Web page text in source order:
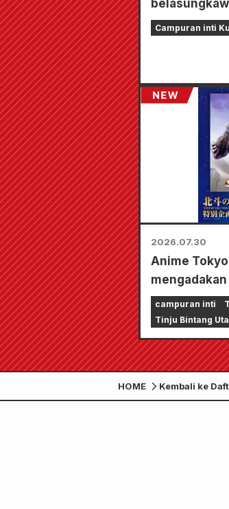
kepada
Campuran inti
2026.07.30
Anime
untuk "Fist
campuran inti
Tinju Bintang
HOME Kembali ke